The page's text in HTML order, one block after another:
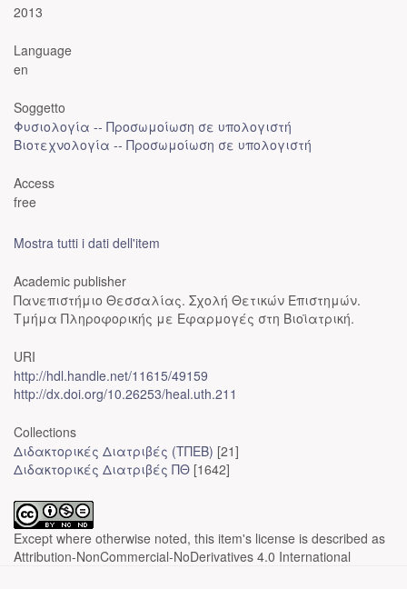
2013
Language
en
Soggetto
Φυσιολογία -- Προσωμοίωση σε υπολογιστή
Βιοτεχνολογία -- Προσωμοίωση σε υπολογιστή
Access
free
Mostra tutti i dati dell'item
Academic publisher
Πανεπιστήμιο Θεσσαλίας. Σχολή Θετικών Επιστημών.
Τμήμα Πληροφορικής με Εφαρμογές στη Βιοϊατρική.
URI
http://hdl.handle.net/11615/49159
http://dx.doi.org/10.26253/heal.uth.211
Collections
Διδακτορικές Διατριβές (ΤΠΕΒ) [21]
Διδακτορικές Διατριβές ΠΘ [1642]
Except where otherwise noted, this item's license is described as
Attribution-NonCommercial-NoDerivatives 4.0 International